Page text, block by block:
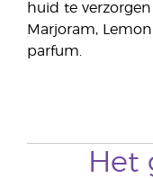
huid te
Marjoram,
parfum.
Het